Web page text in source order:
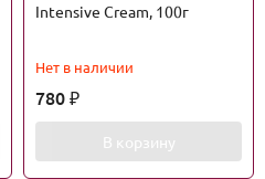
Intensive Cream, 100г
Нет в наличии
780 ₽
В корзину